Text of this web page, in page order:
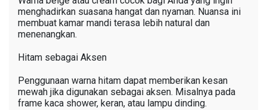
menghadirkan suasana hangat dan nyaman. Nuansa ini
membuat kamar mandi terasa lebih natural dan
menenangkan.
Hitam sebagai Aksen
Penggunaan warna hitam dapat memberikan kesan
mewah jika digunakan sebagai aksen. Misalnya pada
frame kaca shower, keran, atau lampu dinding.